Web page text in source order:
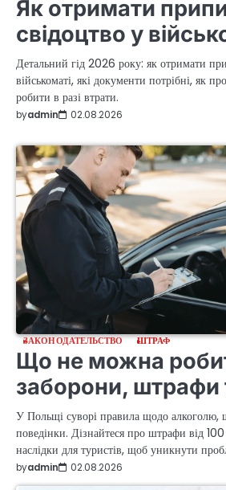
Як отримати
свідоцтво у
Детальний гід 2026 року: як отримати
військоматі, які документи потрібні, як
робити в разі втрати.
byadmin 02.08.2026
ЗАКОНОДАТЕЛЬСТВО ШТРАФ
Що не можна
заборони, штрафи
У Польщі суворі правила щодо
поведінки. Дізнайтеся про штрафи від
наслідки для туристів, щоб уникнути
byadmin 02.08.2026